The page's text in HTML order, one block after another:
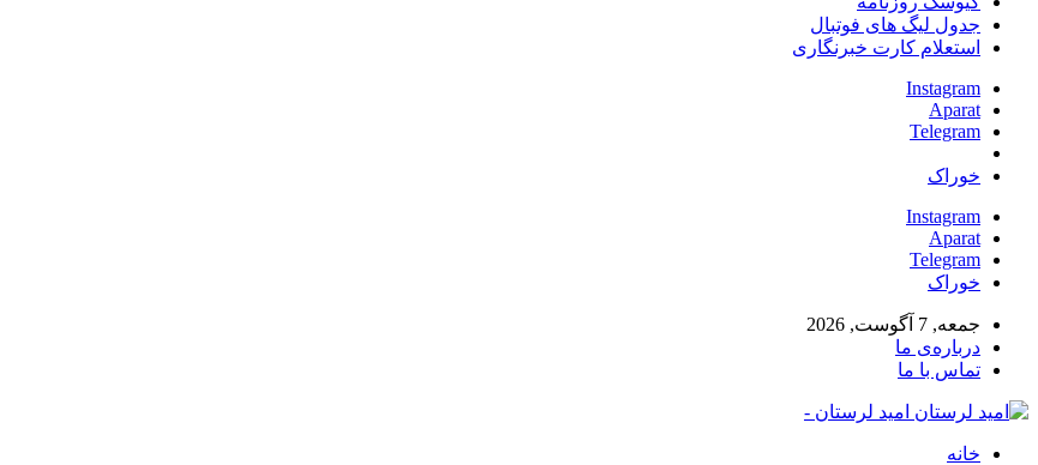
جدول لیگ های فوتبال
استعلام کارت خبرنگاری
Instagram
Aparat
Telegram
خوراک
Instagram
Aparat
Telegram
خوراک
جمعه, 7 آگوست, 2026
درباره‌ی ما
تماس با ما
امید لرستان -
خانه